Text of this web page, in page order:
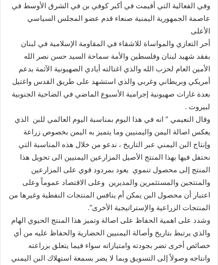
وفي الفعالية التي أقيمت في أكبر كوفي بن في الشرق الأوسط في
عاصمة الجمهورية اليمنية صنعاء قدم عضو المجلس السياسي
الأعلى
أحر التعازي والمواساة للاشقاء في المقاومة الإسلامية في لبنان
بفقد شهيد لبنان وفلسطين والأمة سماحة السيد حسن نصر الله
الأمين العام لحزب الله والذي اغتالته أيادي الصهيونية الآثمة بدعم
أمريكي وبريطاني وغربي والذي استشهد على طريق القدس واغتيل
بعدة غارات صهيونية إجرامية الأسبوع الماضي في الضاحية الجنوبية
لبيروت .
وقال النعيمي ” انه في هذا اليوم بمناسبة اليوم العالمي للبن الذي
يعكس اصالة اليمن واليمنيين وما يتميز به اليمن بخصوص زراعة
وإنتاج البن اليمني عبر التاريخ ، ندعو من خلال هذه المناسبة التي
نحتفل فيها بهذا المنتج الأصيل المزارعين اليمنيين الى تحويل هذا
المنتج إلى محصول تنموي يعود بمردود قوي على المزارعين
والمنتجين والمستثمرين والمديرين وعلى الاقتصاد عموماً وعلى
اعتبار أن محصول البن يمكن أم ينافس المنتجات النفطية وغيرها من
المنتجات الزراعية والإستراتيجية الأخرى”.
وشدد على اهمية الحفاظ على اصالة وتميز هذا المنتج الحيوي الهام
والذي يرتبط بتاريخ وأصالة اليمنيين الحضارية والحفاظ عليه من أي
خصائص أخرى تضر بجودته وامتيازاته سواء فيما يتعلق بزراعته
وانتاجه وصولاً إلى التسويق وبما لا يضر بسمعة استهلاك البن اليمني